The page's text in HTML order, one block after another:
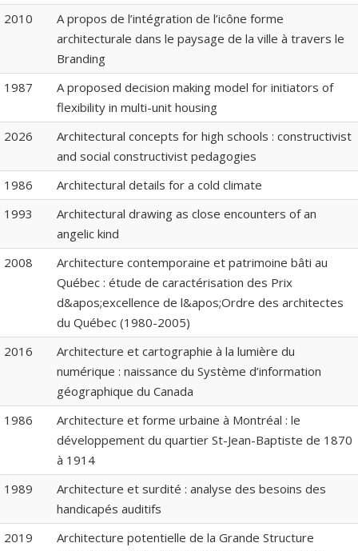
2010
A propos de l’intégration de l’icône forme
architecturale dans le paysage de la ville à travers le
Branding
1987
A proposed decision making model for initiators of
flexibility in multi-unit housing
2026
Architectural concepts for high schools : constructivist
and social constructivist pedagogies
1986
Architectural details for a cold climate
1993
Architectural drawing as close encounters of an
angelic kind
2008
Architecture contemporaine et patrimoine bâti au
Québec : étude de caractérisation des Prix
d&apos;excellence de l&apos;Ordre des architectes
du Québec (1980-2005)
2016
Architecture et cartographie à la lumière du
numérique : naissance du Système d’information
géographique du Canada
1986
Architecture et forme urbaine à Montréal : le
développement du quartier St-Jean-Baptiste de 1870
à 1914
1989
Architecture et surdité : analyse des besoins des
handicapés auditifs
2019
Architecture potentielle de la Grande Structure